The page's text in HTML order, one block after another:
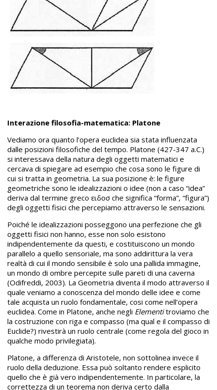
Interazione filosofia-matematica: Platone
Vediamo ora quanto l’opera euclidea sia stata influenzata
dalle posizioni filosofiche del tempo. Platone (427-347 a.C.)
si interessava della natura degli oggetti matematici e
cercava di spiegare ad esempio che cosa sono le figure di
cui si tratta in geometria. La sua posizione è: le figure
geometriche sono le idealizzazioni o idee (non a caso “idea”
deriva dal termine greco ειδοσ che significa “forma”, “figura”)
degli oggetti fisici che percepiamo attraverso le sensazioni.
Poiché le idealizzazioni posseggono una perfezione che gli
oggetti fisici non hanno, esse non solo esistono
indipendentemente da questi, e costituiscono un mondo
parallelo a quello sensoriale, ma sono addirittura la vera
realtà di cui il mondo sensibile è solo una pallida immagine,
un mondo di ombre percepite sulle pareti di una caverna
(Odifreddi, 2003). La Geometria diventa il modo attraverso il
quale veniamo a conoscenza del mondo delle idee e come
tale acquista un ruolo fondamentale, cosi come nell’opera
euclidea. Come in Platone, anche negli Elementitroviamo che
la costruzione con riga e compasso (ma qual e il compasso di
Euclide?) rivestirà un ruolo centrale (come regola del gioco in
qualche modo privilegiata).
Platone, a differenza di Aristotele, non sottolinea invece il
ruolo della deduzione. Essa può soltanto rendere esplicito
quello che è già vero indipendentemente. In particolare, la
correttezza di un teorema non deriva certo dalla